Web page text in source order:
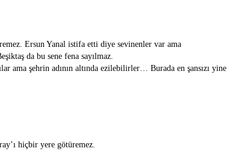
Ersun Yanal istifa etti diye sevinenler var ama
da bu sene fena sayılmaz.
ama şehrin adının altında ezilebilirler… Burada en şansızı yine
hiçbir yere götüremez.